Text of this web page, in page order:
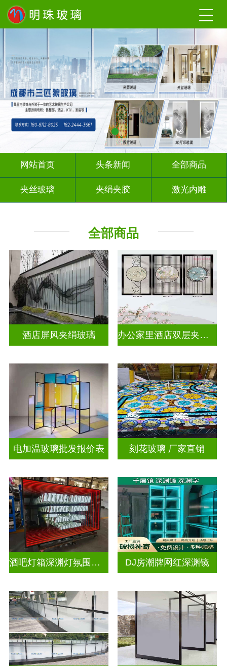
网站首页 头条新闻 全部商品
夹丝玻璃 夹绢夹胶 激光内雕
其它玻璃
全部商品
酒店屏风夹绢玻璃 办公家里酒店双层夹娟玻璃
电加温玻璃批发报价表 刻花玻璃 厂家直销
酒吧灯箱深渊灯氛围灯深渊镜 DJ房潮牌网红深渊镜